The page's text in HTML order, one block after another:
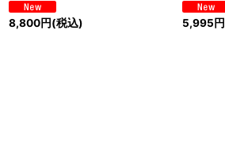
8,800円(税込) 5,995 円